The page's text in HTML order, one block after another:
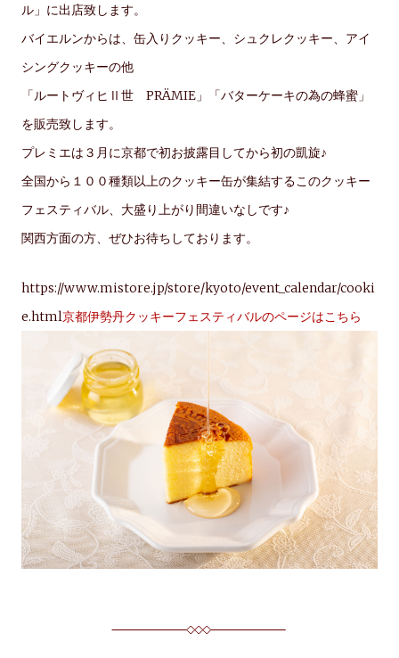
ル」に出店致します。
バイエルンからは、缶入りクッキー、シュクレクッキー、アイ
シングクッキーの他
「ルートヴィヒⅡ世 PRÄMIE」「バターケーキの為の蜂蜜」
を販売致します。
プレミエは３月に京都で初お披露目してから初の凱旋♪
全国から１００種類以上のクッキー缶が集結するこのクッキー
フェスティバル、大盛り上がり間違いなしです♪
関西方面の方、ぜひお待ちしております。
https://www.mistore.jp/store/kyoto/event_calendar/cooki
e.html京都伊勢丹クッキーフェスティバルのページはこちら